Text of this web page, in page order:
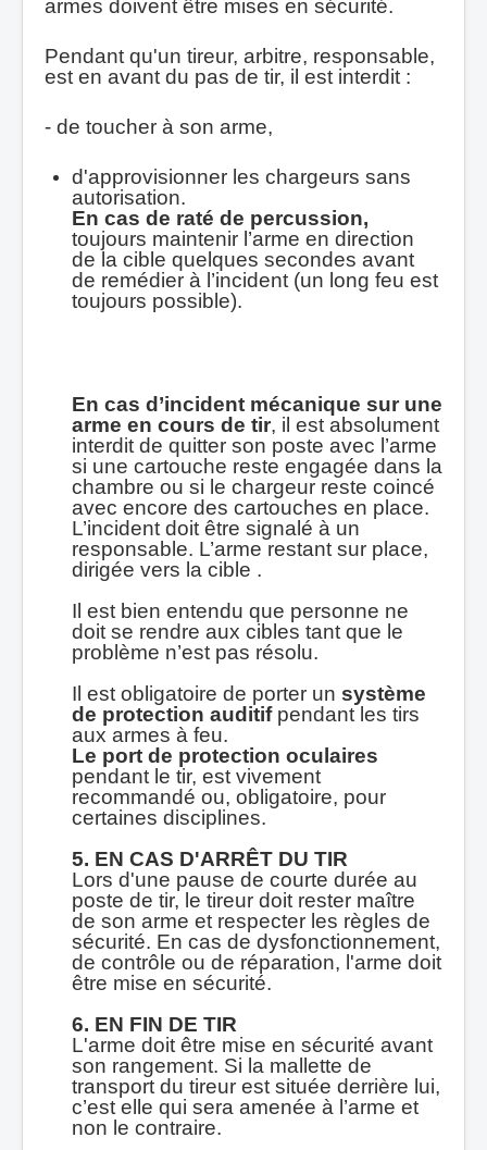
armes doivent être mises en sécurité.
Pendant qu'un tireur, arbitre, responsable,
est en avant du pas de tir, il est interdit :
- de toucher à son arme,
d'approvisionner les chargeurs sans
autorisation.
En cas de raté de percussion,
toujours maintenir l’arme en direction
de la cible quelques secondes avant
de remédier à l’incident (un long feu est
toujours possible).
En cas d’incident mécanique sur une
arme en cours de tir, il est absolument
interdit de quitter son poste avec l’arme
si une cartouche reste engagée dans la
chambre ou si le chargeur reste coincé
avec encore des cartouches en place.
L’incident doit être signalé à un
responsable. L’arme restant sur place,
dirigée vers la cible .
Il est bien entendu que personne ne
doit se rendre aux cibles tant que le
problème n’est pas résolu.
Il est obligatoire de porter un système
de protection auditifpendant les tirs
aux armes à feu.
Le port de protection oculaires
pendant le tir, est vivement
recommandé ou, obligatoire, pour
certaines disciplines.
5. EN CAS D'ARRÊT DU TIR
Lors d'une pause de courte durée au
poste de tir, le tireur doit rester maître
de son arme et respecter les règles de
sécurité. En cas de dysfonctionnement,
de contrôle ou de réparation, l'arme doit
être mise en sécurité.
6. EN FIN DE TIR
L'arme doit être mise en sécurité avant
son rangement. Si la mallette de
transport du tireur est située derrière lui,
c’est elle qui sera amenée à l’arme et
non le contraire.